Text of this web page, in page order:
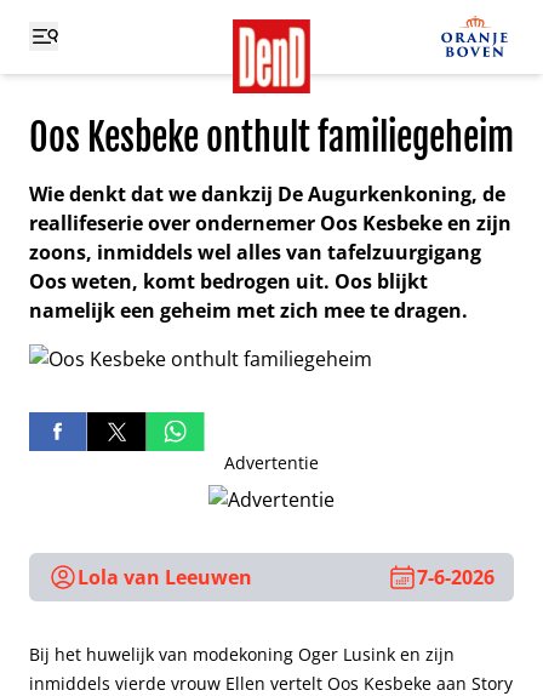
Oos Kesbeke onthult familiegeheim
Wie denkt dat we dankzij De Augurkenkoning, de
reallifeserie over ondernemer Oos Kesbeke en zijn
zoons, inmiddels wel alles van tafelzuurgigang
Oos weten, komt bedrogen uit. Oos blijkt
namelijk een geheim met zich mee te dragen.
Advertentie
Lola van Leeuwen 7-6-2026
Bij het huwelijk van modekoning Oger Lusink en zijn
inmiddels vierde vrouw Ellen vertelt Oos Kesbeke aan Story